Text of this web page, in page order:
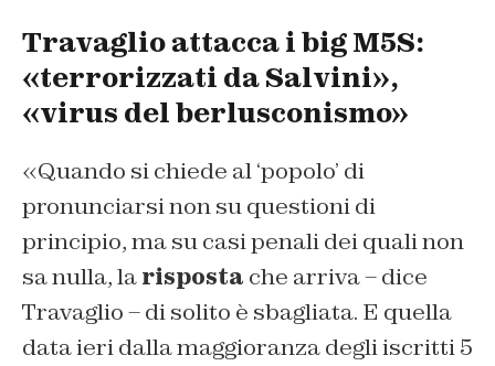
Travaglio attacca i big M5S:
«terrorizzati da Salvini»,
«virus del berlusconismo»
«Quando si chiede al ‘popolo’ di
pronunciarsi non su questioni di
principio, ma su casi penali dei quali non
sa nulla, larisposta che arriva– dice
Travaglio –di solito è sbagliata. E quella
data ieri dalla maggioranza degli iscritti 5